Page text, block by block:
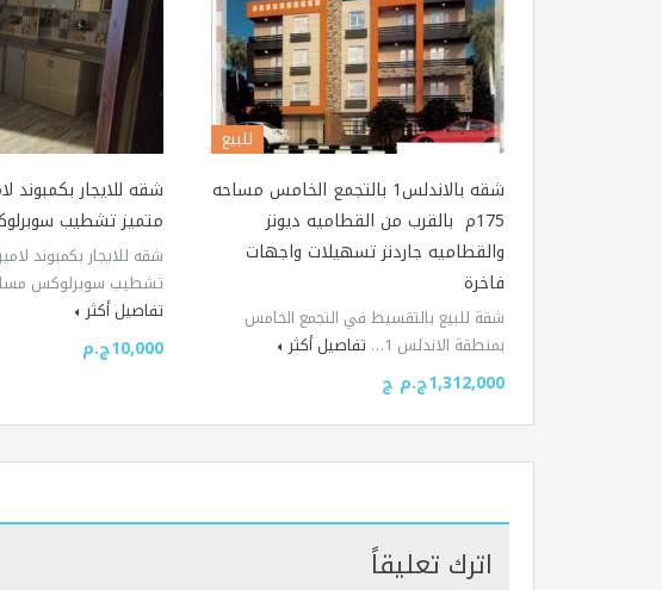
للبيع
شقه بالاندلس1 بالتجمع الخامس مساحه
175م بالقرب من القطاميه ديونز
والقطاميه جاردنز تسهيلات واجهات
فاخرة
شقة للبيع بالتقسيط في التجمع الخامس
بمنطقة الاندلس 1…
تفاصيل أكثر
1,312,000ج.م ج
شقه للايجار بكمبوند
متميز تشطيب
شقه للايجار بكمبوند
تشطيب سوبرلوكس
تفاصيل أكثر
10,000ج.م
اترك تعليقاً